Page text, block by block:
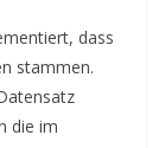
dass
stammen.
die im